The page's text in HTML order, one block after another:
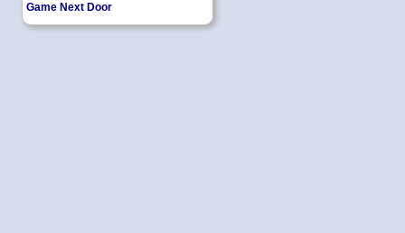
Game Next Door